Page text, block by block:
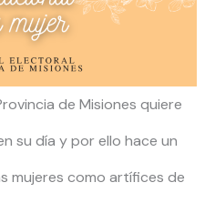
de Misiones quiere
su día y por ello hace un
mujeres como artífices de